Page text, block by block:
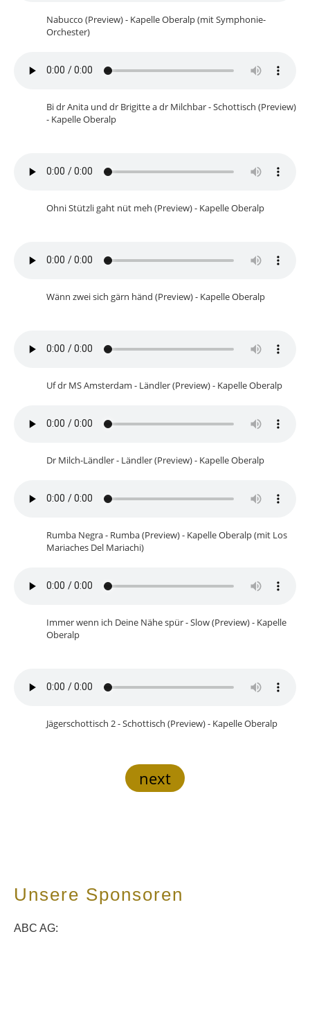
Nabucco (Preview) - Kapelle Oberalp (mit Symphonie-
Orchester)
Bi dr Anita und dr Brigitte a dr Milchbar - Schottisch (Preview)
- Kapelle Oberalp
Ohni Stützli gaht nüt meh (Preview) - Kapelle Oberalp
Wänn zwei sich gärn händ (Preview) - Kapelle Oberalp
Uf dr MS Amsterdam - Ländler (Preview) - Kapelle Oberalp
Dr Milch-Ländler - Ländler (Preview) - Kapelle Oberalp
Rumba Negra - Rumba (Preview) - Kapelle Oberalp (mit Los
Mariaches Del Mariachi)
Immer wenn ich Deine Nähe spür - Slow (Preview) - Kapelle
Oberalp
Jägerschottisch 2 - Schottisch (Preview) - Kapelle Oberalp
next
Unsere Sponsoren
ABC AG: